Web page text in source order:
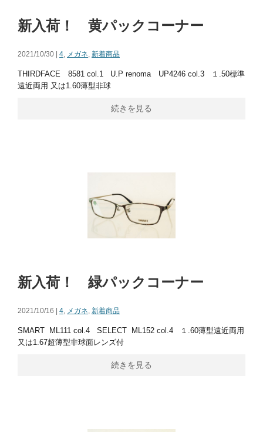
新入荷！ 黄パックコーナー
2021/10/30 | 4 メガネ 新着商品
THIRDFACE 8581 col.1 U.P renoma UP4246 col.3 １.50標準
遠近両用 又は1.60薄型非球
続きを見る
新入荷！ 緑パックコーナー
2021/10/16 | 4, メガネ, 新着商品
SMART ML111 col.4 SELECT ML152 col.4 １.60薄型遠近両用
又は1.67超薄型非球面レンズ付
続きを見る